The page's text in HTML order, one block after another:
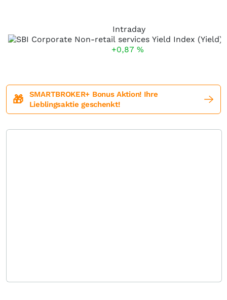
Intraday
+0,87 %
🎁
SMARTBROKER+ Bonus Aktion! Ihre
Lieblingsaktie geschenkt!